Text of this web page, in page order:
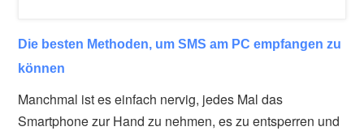
Die besten Methoden, um SMS am PC empfangen zu
können
Manchmal ist es einfach nervig, jedes Mal das
Smartphone zur Hand zu nehmen, es zu entsperren und